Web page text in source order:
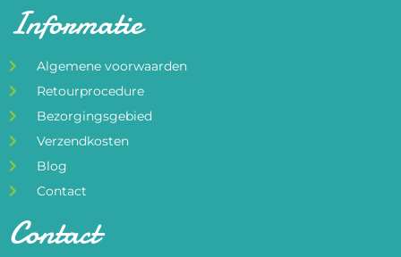
Informatie
Algemene voorwaarden
Retourprocedure
Bezorgingsgebied
Verzendkosten
Blog
Contact
Contact